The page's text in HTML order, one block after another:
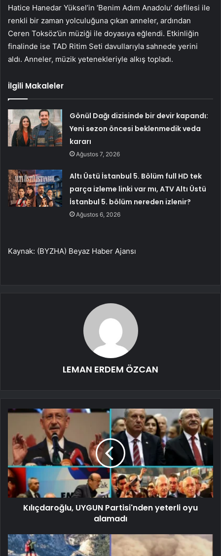
Hatice Hanedar Yüksel’in ‘Benim Adım Anadolu’ defilesi ile
renkli bir zaman yolculuğuna çıkan anneler, ardından
Ceren Toksöz’ün müziği ile doyasıya eğlendi. Etkinliğin
finalinde ise TAD Ritim Seti davullarıyla sahnede yerini
aldı. Anneler, müzik yetenekleriyle alkış topladı.
İlgili Makaleler
Gönül Dağı dizisinde bir devir kapandı:
Yeni sezon öncesi beklenmedik veda
kararı
Ağustos 7, 2026
Altı Üstü İstanbul 5. Bölüm full HD tek
parça izleme linki var mı, ATV Altı Üstü
İstanbul 5. bölüm nereden izlenir?
Ağustos 6, 2026
Kaynak: (BYZHA) Beyaz Haber Ajansı
LEMAN ERDEM ÖZCAN
Kılıçdaroğlu, UYGUN Partisi'nden yeterli oyu
alamadı